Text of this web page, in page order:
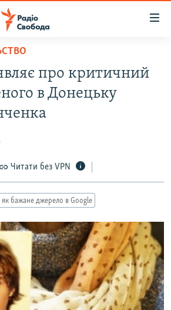
про критичний
в Донецьку
Читати без VPN
бажане джерело в Google